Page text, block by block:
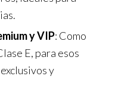
y VIP: Como
E, para esos
y